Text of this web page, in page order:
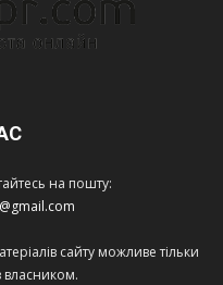
на пошту:
сайту можливе тільки
власником.